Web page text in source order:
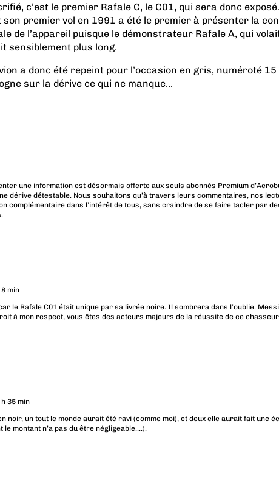
c’est le premier Rafale C, le C01, qui sera donc
son premier vol en 1991 a été le premier à présenter la
de l’appareil puisque le démonstrateur Rafale A, qui
sensiblement plus long.
a donc été repeint pour l’occasion en gris, numéroté 15
sur la dérive ce qui ne manque...
une information est désormais offerte aux seuls abonnés Premium
dérive détestable. Nous souhaitons qu’à travers leurs commentaires, nos
complémentaire dans l’intérêt de tous, sans craindre de se faire tacler par
min
le Rafale C01 était unique par sa livrée noire. Il sombrera dans l’oublie.
à mon respect, vous êtes des acteurs majeurs de la réussite de ce
35 min
noir, un tout le monde aurait été ravi (comme moi), et deux elle aurait fait une
le montant n’a pas du être négligeable….).